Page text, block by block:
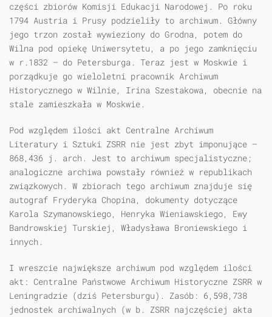
części zbiorów Komisji Edukacji Narodowej. Po roku
1794 Austria i Prusy podzieliły to archiwum. Główny
jego trzon został wywieziony do Grodna, potem do
Wilna pod opiekę Uniwersytetu, a po jego zamknięciu
w r.1832 — do Petersburga. Teraz jest w Moskwie i
porządkuje go wieloletni pracownik Archiwum
Historycznego w Wilnie, Irina Szestakowa, obecnie na
stale zamieszkała w Moskwie.
Pod względem ilości akt Centralne Archiwum
Literatury i Sztuki ZSRR nie jest zbyt imponujące —
868,436 j. arch. Jest to archiwum specjalistyczne;
analogiczne archiwa powstały również w republikach
związkowych. W zbiorach tego archiwum znajduje się
autograf Fryderyka Chopina, dokumenty dotyczące
Karola Szymanowskiego, Henryka Wieniawskiego, Ewy
Bandrowskiej Turskiej, Władysława Broniewskiego i
innych.
I wreszcie największe archiwum pod względem ilości
akt: Centralne Państwowe Archiwum Historyczne ZSRR w
Leningradzie (dziś Petersburgu). Zasób: 6,598,738
jednostek archiwalnych (w b. ZSRR najczęściej akta